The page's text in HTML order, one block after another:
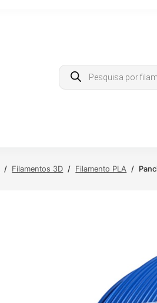
Products
search
/ Filamentos 3D / Filamento PLA /